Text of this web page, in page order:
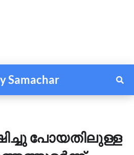
Samachar
പോയതിലുള്ള